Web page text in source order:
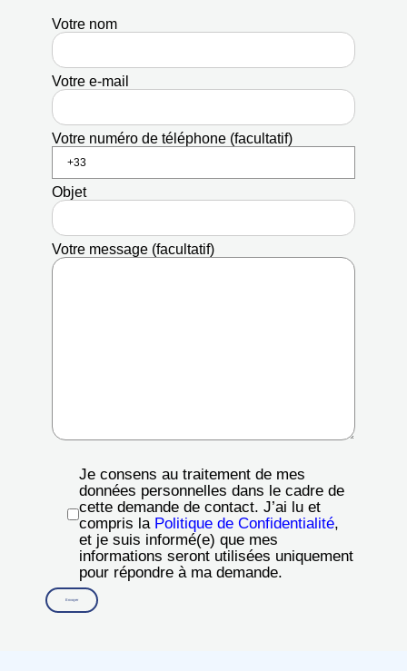
Votre nom
Votre e-mail
Votre numéro de téléphone (facultatif)
Objet
Votre message (facultatif)
Je consens au traitement de mes
données personnelles dans le cadre de
cette demande de contact. J’ai lu et
compris la Politique de Confidentialité,
et je suis informé(e) que mes
informations seront utilisées uniquement
pour répondre à ma demande.